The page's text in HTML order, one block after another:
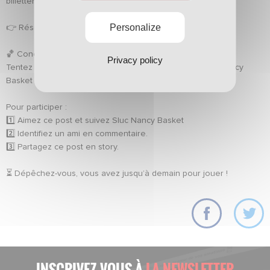
👉 Réservez ici : http://asnlbillets.net
🏀 Concours exclusif !
Tentez de remporter 2x2 places pour le match du Sluc Nancy
Basket face à Bourg-en-Bresse le 22/12.
Pour participer :
1️⃣ Aimez ce post et suivez Sluc Nancy Basket
2️⃣ Identifiez un ami en commentaire.
3️⃣ Partagez ce post en story.
⏳ Dépêchez-vous, vous avez jusqu’à demain pour jouer !
Personalize
Privacy policy